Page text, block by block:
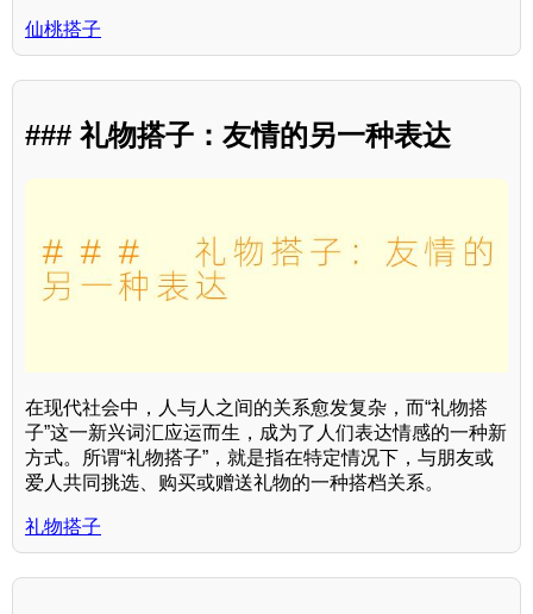
仙桃搭子
### 礼物搭子：友情的另一种表达
在现代社会中，人与人之间的关系愈发复杂，而“礼物搭
子”这一新兴词汇应运而生，成为了人们表达情感的一种新
方式。所谓“礼物搭子”，就是指在特定情况下，与朋友或
爱人共同挑选、购买或赠送礼物的一种搭档关系。
礼物搭子